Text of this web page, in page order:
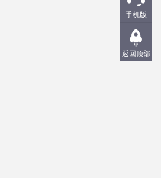
手机版
返回顶部